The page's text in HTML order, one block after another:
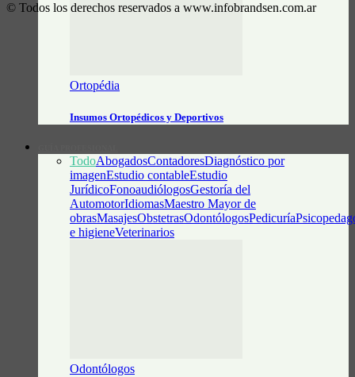
Ortopédia
Insumos Ortopédicos y Deportivos
TodoAbogadosContadoresDiagnóstico por
imagenEstudio contableEstudio
JurídicoFonoaudiólogosGestoría del
AutomotorIdiomasMaestro Mayor de
obrasMasajesObstetrasOdontólogosPedicuría
e higieneVeterinarios
Odontólogos
© Todos los derechos reservados a www.infobrandsen.com.ar